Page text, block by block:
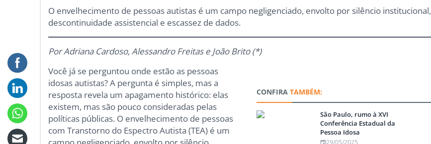
O envelhecimento de pessoas autistas é um campo negligenciado, envolto por silêncio institucional,
descontinuidade assistencial e escassez de dados.
Por Adriana Cardoso, Alessandro Freitas e João Brito (*)
CONFIRATAMBÉM:
São Paulo, rumo à XVI
Conferência Estadual da
Pessoa Idosa
Você já se perguntou onde estão as pessoas
idosas autistas? A pergunta é simples, mas a
resposta revela um apagamento histórico: elas
existem, mas são pouco consideradas pelas
políticas públicas. O envelhecimento de pessoas
com Transtorno do Espectro Autista (TEA) é um